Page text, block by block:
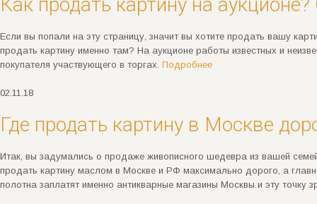
Если вы попали на эту страницу, значит вы хотите продать вашу
продать картину именно там? На аукционе работы известных и
покупателя участвующего в торгах. Подробнее
02.11.18
Где продать картину в Москве
Итак, вы задумались о продаже живописного шедевра из вашей
продать картину маслом в Москве и РФ максимально дорого, а
полотна заплатят именно антикварные магазины Москвы и эту точку